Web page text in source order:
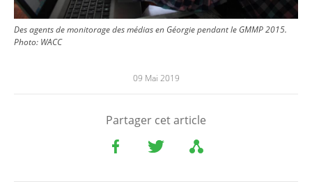
Des agents de monitorage des médias en Géorgie pendant le GMMP 2015.
Photo: WACC
09 Mai 2019
Partager cet article